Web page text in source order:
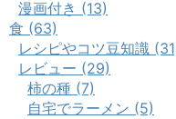
漫画付き (13)
食 (63)
レシピやコツ豆知識
レビュー (29)
柿の種 (7)
自宅でラーメン (5)